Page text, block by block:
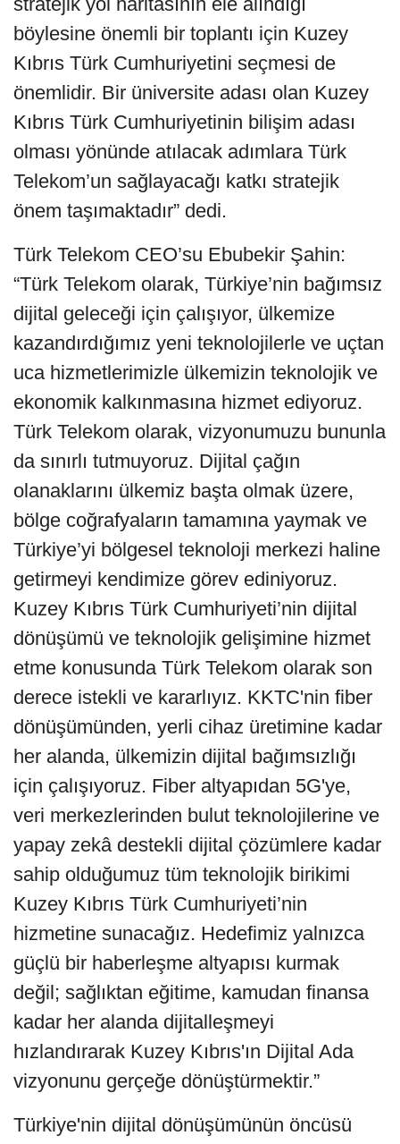
böylesine önemli bir toplantı için Kuzey
Kıbrıs Türk Cumhuriyetini seçmesi de
önemlidir. Bir üniversite adası olan Kuzey
Kıbrıs Türk Cumhuriyetinin bilişim adası
olması yönünde atılacak adımlara Türk
Telekom’un sağlayacağı katkı stratejik
önem taşımaktadır” dedi.
Türk Telekom CEO’su Ebubekir Şahin:
“Türk Telekom olarak, Türkiye’nin bağımsız
dijital geleceği için çalışıyor, ülkemize
kazandırdığımız yeni teknolojilerle ve uçtan
uca hizmetlerimizle ülkemizin teknolojik ve
ekonomik kalkınmasına hizmet ediyoruz.
Türk Telekom olarak, vizyonumuzu bununla
da sınırlı tutmuyoruz. Dijital çağın
olanaklarını ülkemiz başta olmak üzere,
bölge coğrafyaların tamamına yaymak ve
Türkiye’yi bölgesel teknoloji merkezi haline
getirmeyi kendimize görev ediniyoruz.
Kuzey Kıbrıs Türk Cumhuriyeti’nin dijital
dönüşümü ve teknolojik gelişimine hizmet
etme konusunda Türk Telekom olarak son
derece istekli ve kararlıyız. KKTC'nin fiber
dönüşümünden, yerli cihaz üretimine kadar
her alanda, ülkemizin dijital bağımsızlığı
için çalışıyoruz. Fiber altyapıdan 5G'ye,
veri merkezlerinden bulut teknolojilerine ve
yapay zekâ destekli dijital çözümlere kadar
sahip olduğumuz tüm teknolojik birikimi
Kuzey Kıbrıs Türk Cumhuriyeti’nin
hizmetine sunacağız. Hedefimiz yalnızca
güçlü bir haberleşme altyapısı kurmak
değil; sağlıktan eğitime, kamudan finansa
kadar her alanda dijitalleşmeyi
hızlandırarak Kuzey Kıbrıs'ın Dijital Ada
vizyonunu gerçeğe dönüştürmektir.”
Türkiye'nin dijital dönüşümünün öncüsü